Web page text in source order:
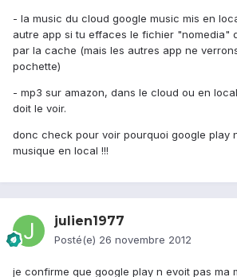
- la music du cloud google music mis en
autre app si tu effaces le fichier "nomedia"
par la cache (mais les autres app ne
pochette)
- mp3 sur amazon, dans le cloud ou en
doit le voir.
donc check pour voir pourquoi google play
musique en local !!!
julien1977
Posté(e) 26 novembre 2012
je confirme que google play n evoit pas ma